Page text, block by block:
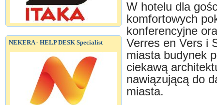
NEKERA - HELP DESK Specialist
W hotelu dla
komfortowych
konferencyjne
Verres en Vers i
miasta budynek
ciekawą
nawiązującą do
miasta.